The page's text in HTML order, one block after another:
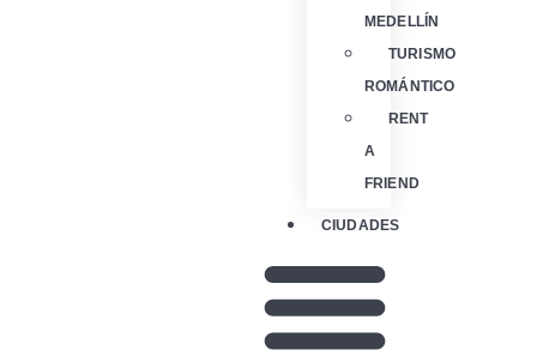
MEDELLÍN
TURISMO
ROMÁNTICO
RENT
A
FRIEND
CIUDADES